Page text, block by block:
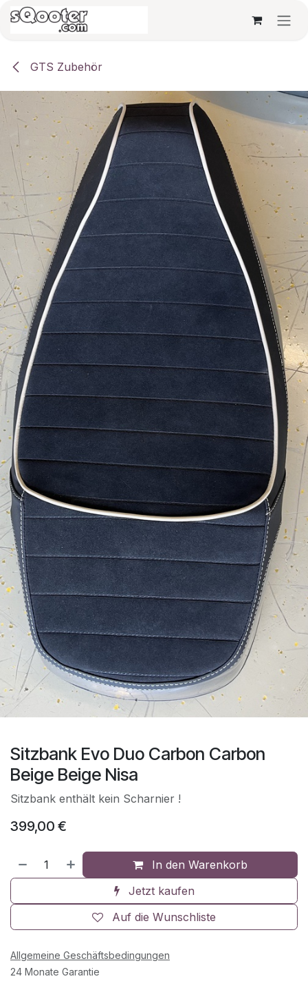
Zum Inhalt springen
GTS Zubehör
Sitzbank Evo Duo Carbon Carbon
Beige Beige Nisa
Sitzbank enthält kein Scharnier !
399,00 €
In den Warenkorb
Jetzt kaufen
Auf die Wunschliste
Allgemeine Geschäftsbedingungen
24 Monate Garantie